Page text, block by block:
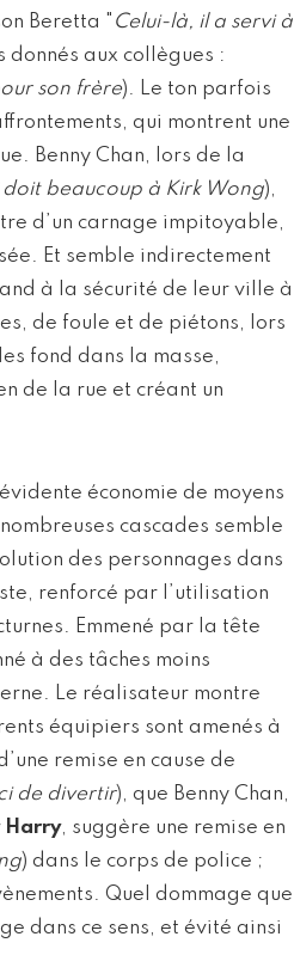
Beretta " Celui-là, il a servi à
donnés aux collègues :
son frère). Le ton parfois
qui montrent une
Benny Chan, lors de la
beaucoup à Kirk Wong),
d’un carnage impitoyable,
Et semble indirectement
à la sécurité de leur ville à
de foule et de piétons, lors
fond dans la masse,
de la rue et créant un
économie de moyens
cascades semble
des personnages dans
renforcé par l’utilisation
Emmené par la tête
à des tâches moins
Le réalisateur montre
équipiers sont amenés à
remise en cause de
de divertir), que Benny Chan,
Harry, suggère une remise en
) dans le corps de police ;
Quel dommage que
dans ce sens, et évité ainsi